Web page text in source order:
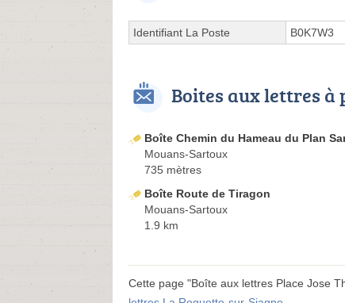
Identifiant La Poste B0K7W3
Boites aux lettres à
Boîte Chemin du Hameau du Plan
Mouans-Sartoux
735 mètres
Boîte Route de Tiragon
Mouans-Sartoux
1.9 km
Cette page "Boîte aux lettres Place Jose